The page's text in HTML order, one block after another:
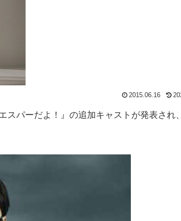
2015.06.16
スパーだよ！』の追加キャストが発表され